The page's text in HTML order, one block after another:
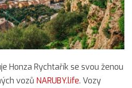
Honza Rychtařík se svou ženou
vozů NARUBY.life. Vozy